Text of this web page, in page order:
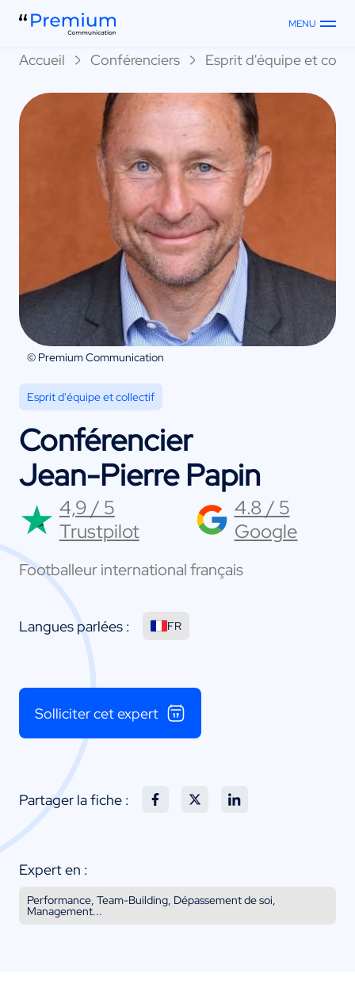
MENU
Accueil Conférenciers Esprit d'équipe et
© Premium Communication
Esprit d'équipe et collectif
Conférencier
Jean-Pierre Papin
4,9 / 5
Trustpilot
4.8 / 5
Google
Footballeur international français
Langues parlées : FR
Solliciter cet expert
Partager la fiche :
Expert en :
Performance, Team-Building, Dépassement de soi,
Management...